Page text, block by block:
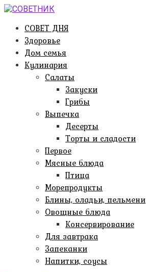
Перейти
контентуСОВЕТ ДНЯ
Здоровье
Дом семья
Кулинария
Салаты
Закуски
Грибы
Выпечка
Десерты
Торты и сладости
Первое
Мясные блюда
Птица
Морепродукты
Блины, оладьи, пельмени
Овощные блюда
Консервирование
Для завтрака
Запеканки
Напитки, соусы